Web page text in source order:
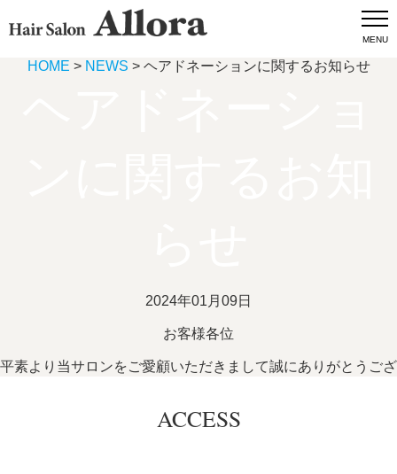
MENU
HOME > NEWS > ヘアドネーションに関するお知らせ
2024年01月09日
お客様各位
平素より当サロンをご愛顧いただきまして誠にありがとうござ
2月よりヘアドネーションご希望の方はカット料金に+
ACCESS